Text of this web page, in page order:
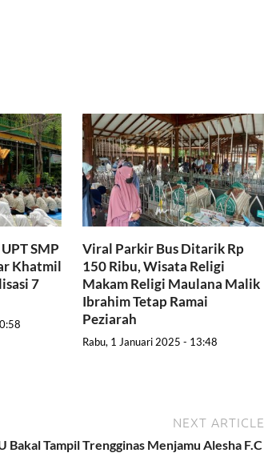
SMP
Khatmil
7
Viral Parkir Bus Ditarik Rp
150 Ribu, Wisata Religi
Makam Religi Maulana Malik
Ibrahim Tetap Ramai
Peziarah
Rabu, 1 Januari 2025 - 13:48
NEXT ARTICLE
Bakal Tampil Trengginas Menjamu Alesha F.C